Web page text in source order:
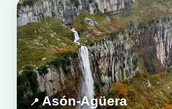
Asón-Agüera